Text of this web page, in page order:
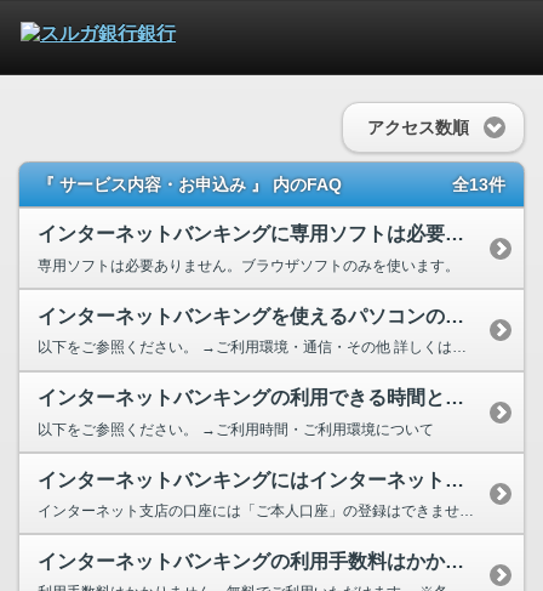
アクセス数順
『 サービス内容・お申込み 』 内のFAQ 全13件
インターネットバンキングに専用ソフトは必要ですか？
専用ソフトは必要ありません。ブラウザソフトのみを使います。
インターネットバンキングを使えるパソコンの種類やOSの指定はありますか？
以下をご参照ください。 →ご利用環境・通信・その他 詳しくはこちら ...
インターネットバンキングの利用できる時間と推奨環境を教えてください。
以下をご参照ください。 →ご利用時間・ご利用環境について
インターネットバンキングにはインターネット支店（Dバンク支店、ANA支店な...
インターネット支店の口座には「ご本人口座」の登録はできません。 インターネット支店の普通...
インターネットバンキングの利用手数料はかかりますか？